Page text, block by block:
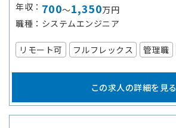
年収
700～1,350万円
職種
システムエンジニア
リモート可 フルフレックス 管理職
この求人の詳細を見る